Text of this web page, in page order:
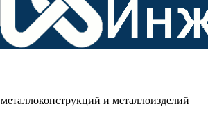
и металлоизделий